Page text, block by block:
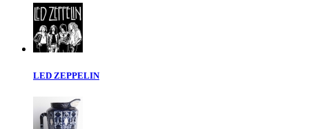
LED ZEPPELIN